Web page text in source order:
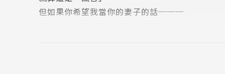
但如果你希望我當你的妻子的話───